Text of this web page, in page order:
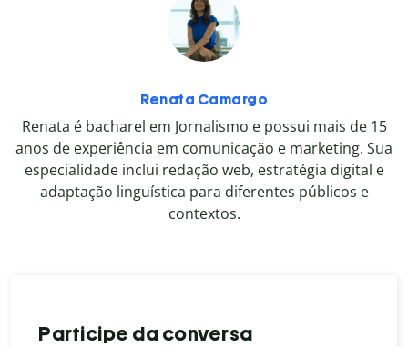
Renata Camargo
Renata é bacharel em Jornalismo e possui mais de 15
anos de experiência em comunicação e marketing. Sua
especialidade inclui redação web, estratégia digital e
adaptação linguística para diferentes públicos e
contextos.
Participe da conversa